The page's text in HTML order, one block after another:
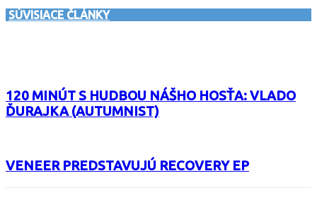
SÚVISIACE ČLÁNKY
120 MINÚT S HUDBOU NÁŠHO HOSŤA: VLADO
ĎURAJKA (AUTUMNIST)
VENEER PREDSTAVUJÚ RECOVERY EP